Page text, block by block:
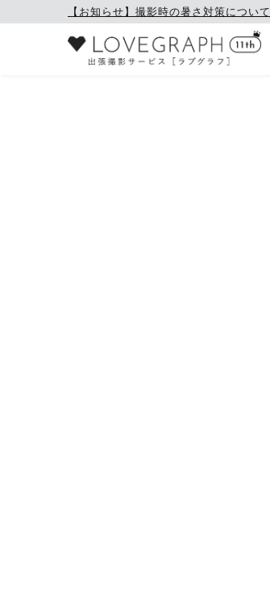
【お知らせ】撮影時の暑さ対策について